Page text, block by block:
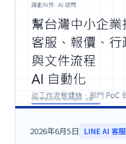
2026年6月5日 LINE AI 客服